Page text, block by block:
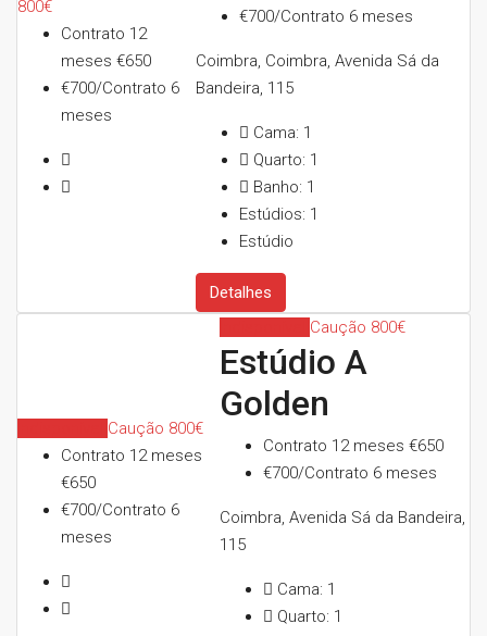
800€
Contrato 12
meses €650
€700/Contrato 6
meses
€700/Contrato 6 meses
Coimbra, Coimbra, Avenida Sá da
Bandeira, 115
Cama: 1
Quarto: 1
Banho: 1
Estúdios: 1
Estúdio
Detalhes
Caução 800€
Contrato 12 meses
€650
€700/Contrato 6
meses
Caução 800€
Estúdio A
Golden
Contrato 12 meses€650
€700/Contrato 6 meses
Coimbra, Avenida Sá da Bandeira,
115
Cama: 1
Quarto: 1